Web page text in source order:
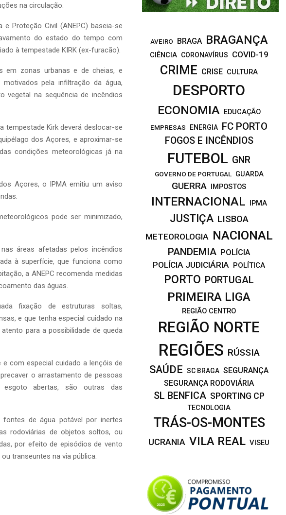
na circulação.
Proteção Civil (ANEPC) baseia-se
do estado do tempo com
à tempestade KIRK (ex-furacão).
em zonas urbanas e de cheias, e
pela infiltração da água,
vegetal na sequência de incêndios
tempestade Kirk deverá deslocar-se
dos Açores, e aproximar-se
condições meteorológicas já na
Açores, o IPMA emitiu um aviso
pode ser minimizado,
áreas afetadas pelos incêndios
à superfície, que funciona como
a ANEPC recomenda medidas
das águas.
fixação de estruturas soltas,
e que tenha especial cuidado na
para a possibilidade de queda
com especial cuidado a lençóis de
o arrastamento de pessoas
abertas, são outras das
de água potável por inertes
rodoviárias de objetos soltos, ou
por efeito de episódios de vento
transeuntes na via pública.
H
AVEIRO BRAGA BRAGANÇA
CIÊNCIA CORONAVÍRUS COVID-19
CRIME CRISE CULTURA
DESPORTO
ECONOMIA
EDUCAÇÃO
EMPRESAS
ENERGIA FC PORTO
FOGOS E INCÊNDIOS
FUTEBOL GNR
GOVERNO DE PORTUGAL GUARDA
GUERRA IMPOSTOS
INTERNACIONAL IPMA
JUSTIÇA LISBOA
METEOROLOGIA NACIONAL
PANDEMIA POLÍCIA
POLÍCIA JUDICIÁRIA POLÍTICA
PORTO PORTUGAL
PRIMEIRA LIGA
REGIÃO CENTRO
REGIÃO NORTE
REGIÕES RÚSSIA
SAÚDE SC BRAGA SEGURANÇA
SEGURANÇA RODOVIÁRIA
SL BENFICA SPORTING CP
TECNOLOGIA
TRÁS-OS-MONTES
UCRANIA VILA REAL VISEU